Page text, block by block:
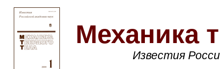
Механика
Известия